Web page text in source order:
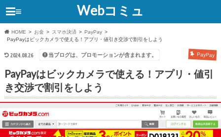
Webコミュ
≡
HOME お金 スマホ決済
PayPay
PayPayはビックカメラで使える！アプリ・値引き交渉で割引をしよう
2024.08.26 PayPay
当ブログは、プロモーションが含まれます。
PayPayはビックカメラで使える！アプリ・値引
き交渉で割引をしよう